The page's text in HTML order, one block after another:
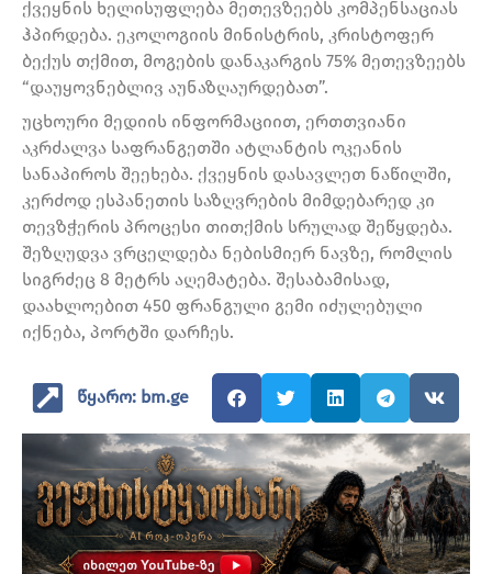
ქვეყნის ხელისუფლება მეთევზეებს კომპენსაციას
ჰპირდება. ეკოლოგიის მინისტრის, კრისტოფერ
ბექუს თქმით, მოგების დანაკარგის 75% მეთევზეებს
“დაუყოვნებლივ აუნაზღაურდებათ”.
უცხოური მედიის ინფორმაციით, ერთთვიანი
აკრძალვა საფრანგეთში ატლანტის ოკეანის
სანაპიროს შეეხება. ქვეყნის დასავლეთ ნაწილში,
კერძოდ ესპანეთის საზღვრების მიმდებარედ კი
თევზჭერის პროცესი თითქმის სრულად შეწყდება.
შეზღუდვა ვრცელდება ნებისმიერ ნავზე, რომლის
სიგრძეც 8 მეტრს აღემატება. შესაბამისად,
დაახლოებით 450 ფრანგული გემი იძულებული
იქნება, პორტში დარჩეს.
წყარო: bm.ge